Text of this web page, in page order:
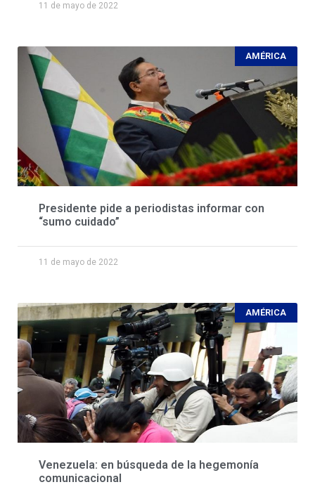
11 de mayo de 2022
AMÉRICA
Presidente pide a periodistas informar con
“sumo cuidado”
11 de mayo de 2022
AMÉRICA
Venezuela: en búsqueda de la hegemonía
comunicacional